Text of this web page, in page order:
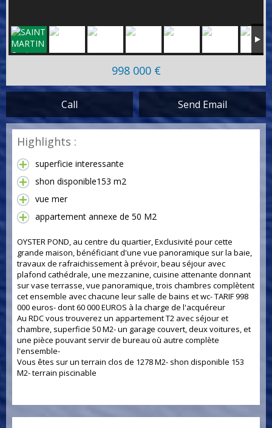
998 000 €
Call Send Email
Highlights :
superficie interessante
shon disponible153 m2
vue mer
appartement annexe de 50 M2
OYSTER POND, au centre du quartier, Exclusivité pour cette
grande maison, bénéficiant d'une vue panoramique sur la baie,
travaux de rafraichissement à prévoir, beau séjour avec
plafond cathédrale, une mezzanine, cuisine attenante donnant
sur vase terrasse, vue panoramique, trois chambres complètent
cet ensemble avec chacune leur salle de bains et wc- TARIF 998
000 euros- dont 60 000 EUROS à la charge de l'acquéreur
Au RDC vous trouverez un appartement T2 avec séjour et
chambre, superficie 50 M2- un garage couvert, deux voitures, et
une pièce pouvant servir de bureau où autre complète
l'ensemble-
Vous êtes sur un terrain clos de 1278 M2- shon disponible 153
M2- terrain piscinable